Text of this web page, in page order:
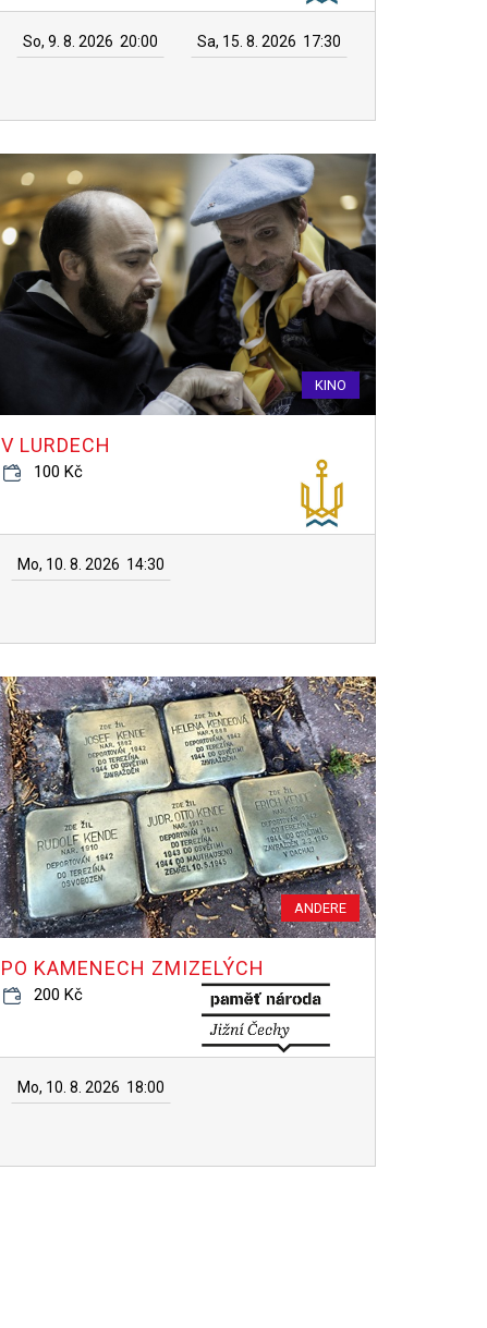
So, 9. 8. 2026 20:00 Sa, 15. 8. 2026 17:30
KINO
V LURDECH
100 Kč
Mo, 10. 8. 2026 14:30
ANDERE
PO KAMENECH ZMIZELÝCH
200 Kč
Mo, 10. 8. 2026 18:00